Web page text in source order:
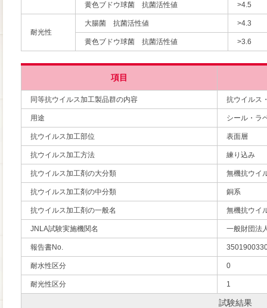
黄色ブドウ球菌 抗菌活性値 >4.5
耐光性
大腸菌 抗菌活性値 >4.3
黄色ブドウ球菌 抗菌活性値 >3.6
項目
同等抗ウイルス加工製品群の内容 抗ウイルス
用途 シール・ラ
抗ウイルス加工部位 表面層
抗ウイルス加工方法 練り込み
抗ウイルス加工剤の大分類 無機抗ウイ
抗ウイルス加工剤の中分類 銅系
抗ウイルス加工剤の一般名 無機抗ウイ
JNLA試験実施機関名 一般財団法
報告書No.
耐水性区分 0
耐光性区分 1
試験結果